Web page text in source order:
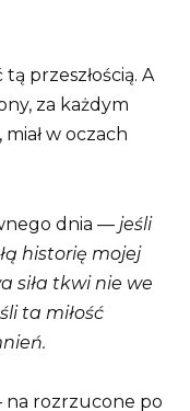
przeszłością. A
za każdym
w oczach
dnia — jeśli
historię mojej
siła tkwi nie we
ta miłość
na rozrzucone po